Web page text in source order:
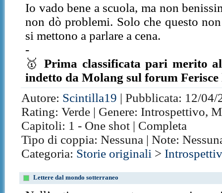
Io vado bene a scuola, ma non
non dò problemi. Solo che questo
si mettono a parlare a cena.
-
🥇Prima classificata pari merito
indetto da Molang sul forum Ferisce
Autore: Scintilla19 | Pubblicata: 12/
Rating: Verde | Genere: Introspettivo,
Capitoli: 1 - One shot | Completa
Tipo di coppia: Nessuna | Note:
Categoria: Storie originali >
Lettere dal mondo sotterraneo